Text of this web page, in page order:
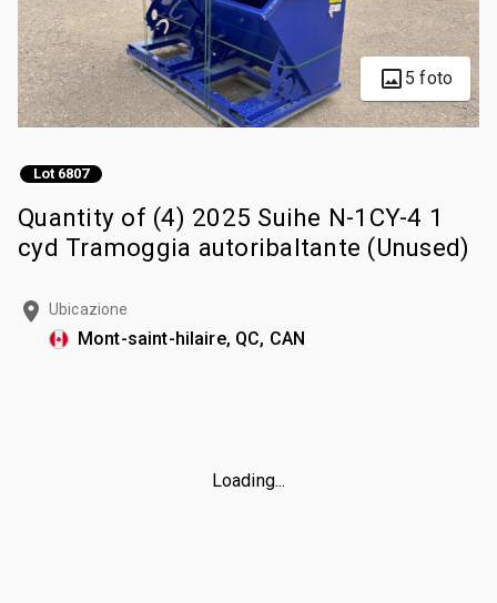
5 foto
Lot 6807
Quantity of (4) 2025 Suihe N-1CY-4 1
cyd Tramoggia autoribaltante (Unused)
Ubicazione
Mont-saint-hilaire, QC, CAN
Loading...